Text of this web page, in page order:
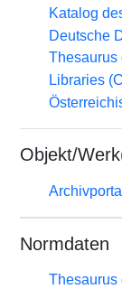
Katalog
Deutsche
Thesaurus
Libraries
Objekt/
Normdaten
Thesaurus